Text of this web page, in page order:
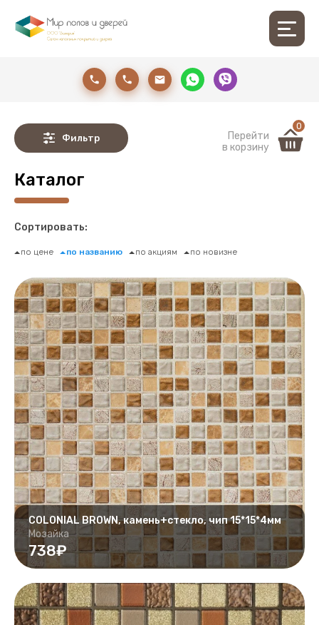
Фильтр
Каталог
Перейти
в корзину
0
Сортировать:
по цене по названию по акциям по новизне
COLONIAL BROWN, камень+стекло, чип 15*15*4мм
Мозайка
738₽